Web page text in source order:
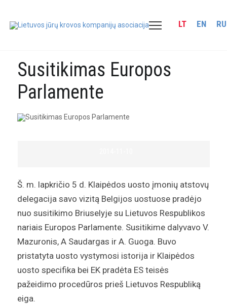
LT EN RU
Susitikimas Europos
Parlamente
Š. m. lapkričio 5 d. Klaipėdos uosto įmonių atstovų
delegacija savo vizitą Belgijos uostuose pradėjo
nuo susitikimo Briuselyje su Lietuvos Respublikos
nariais Europos Parlamente. Susitikime dalyvavo V.
Mazuronis, A Saudargas ir A. Guoga. Buvo
pristatyta uosto vystymosi istorija ir Klaipėdos
uosto specifika bei EK pradėta ES teisės
pažeidimo procedūros prieš Lietuvos Respubliką
eiga.